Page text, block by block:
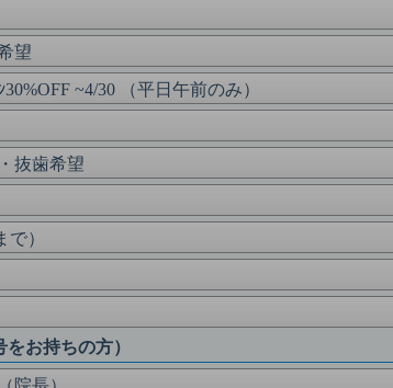
望
30%OFF ~4/30 （平日午前のみ）
抜歯希望
）
お持ちの方）